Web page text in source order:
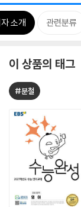
소개 관련분류
이 상품의 태그
#분철